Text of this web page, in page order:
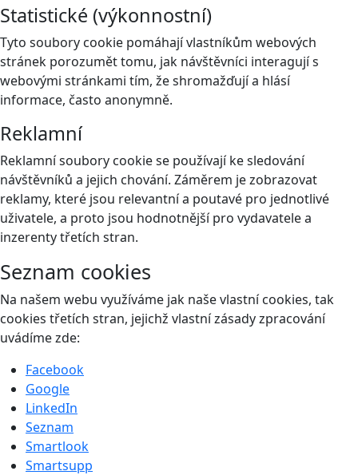
Statistické (výkonnostní)
Tyto soubory cookie pomáhají vlastníkům webových
stránek porozumět tomu, jak návštěvníci interagují s
webovými stránkami tím, že shromažďují a hlásí
informace, často anonymně.
Reklamní
Reklamní soubory cookie se používají ke sledování
návštěvníků a jejich chování. Záměrem je zobrazovat
reklamy, které jsou relevantní a poutavé pro jednotlivé
uživatele, a proto jsou hodnotnější pro vydavatele a
inzerenty třetích stran.
Seznam cookies
Na našem webu využíváme jak naše vlastní cookies, tak
cookies třetích stran, jejichž vlastní zásady zpracování
uvádíme zde:
Facebook
Google
LinkedIn
Seznam
Smartlook
Smartsupp